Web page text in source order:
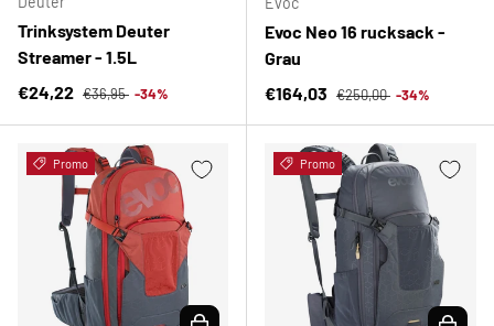
Trinksystem Deuter
Streamer - 1.5L
Verkaufspreis
€24,22 Normaler Preis
€36,95 -34%
Evoc Neo 16 rucksack -
Grau
Verkaufspreis
€164,03 Normaler Preis
€250,00 -34%
Promo
OPTIONEN AUSWÄHLEN
Promo